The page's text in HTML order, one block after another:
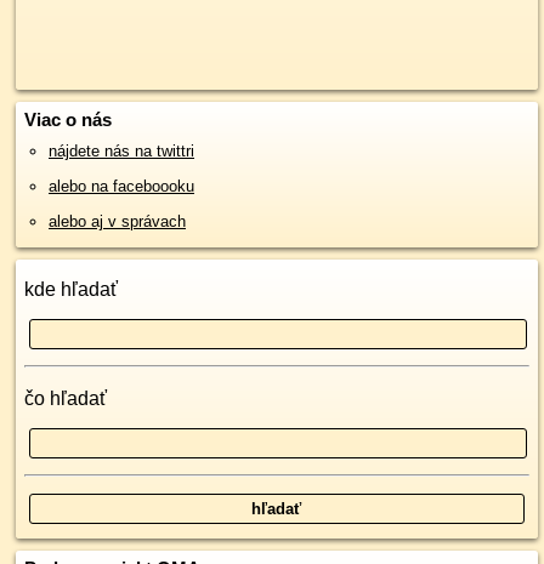
Viac o nás
nájdete nás na twittri
alebo na faceboooku
alebo aj v správach
kde hľadať
čo hľadať